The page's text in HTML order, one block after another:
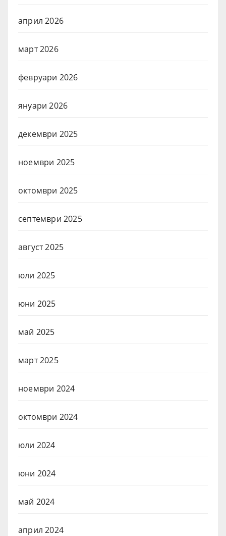
април 2026
март 2026
февруари 2026
януари 2026
декември 2025
ноември 2025
октомври 2025
септември 2025
август 2025
юли 2025
юни 2025
май 2025
март 2025
ноември 2024
октомври 2024
юли 2024
юни 2024
май 2024
април 2024